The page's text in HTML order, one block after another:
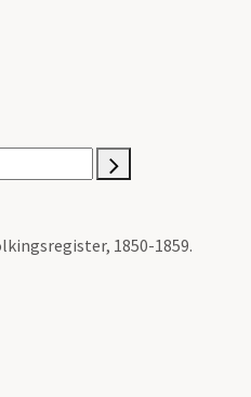
1850-1859.